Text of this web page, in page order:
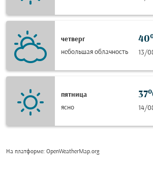
четверг
небольшая облачность
13/
пятница
ясно
14/
На платформе: OpenWeatherMap.org